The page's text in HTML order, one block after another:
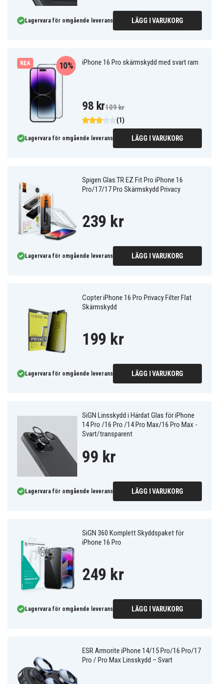
Lagervara för omgående leverans LÄGG I VARUKORG
REA iPhone 16 Pro skärmskydd med svart ram
(1)
10%
98 kr109 kr
Lagervara för omgående leverans LÄGG I VARUKORG
Spigen Glas.TR EZ Fit Pro iPhone 16
Pro/17/17 Pro Skärmskydd Privacy
239 kr
Lagervara för omgående leverans LÄGG I VARUKORG
Copter iPhone 16 Pro Privacy Filter Flat
Skärmskydd
199 kr
Lagervara för omgående leverans LÄGG I VARUKORG
SiGN Linsskydd i Härdat Glas för iPhone
14 Pro /16 Pro /14 Pro Max/16 Pro Max -
Svart/transparent
99 kr
Lagervara för omgående leverans LÄGG I VARUKORG
SiGN 360 Komplett Skyddspaket för
iPhone 16 Pro
249 kr
Lagervara för omgående leverans LÄGG I VARUKORG
ESR Armorite iPhone 14/15 Pro/16 Pro/17
Pro / Pro Max Linsskydd – Svart